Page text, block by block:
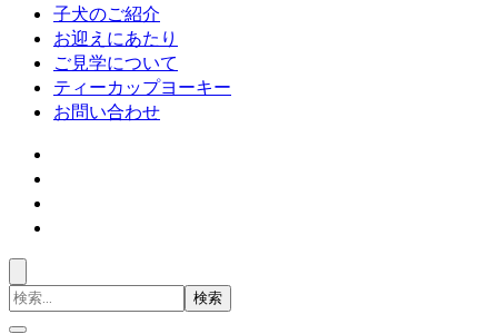
子犬のご紹介
お迎えにあたり
ご見学について
ティーカップヨーキー
お問い合わせ
検
索